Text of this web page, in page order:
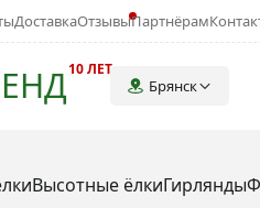
10 ЛЕТ
Брянск
ДоставкаОтзывыПартнёрам
Высотные ёлкиГирлянды